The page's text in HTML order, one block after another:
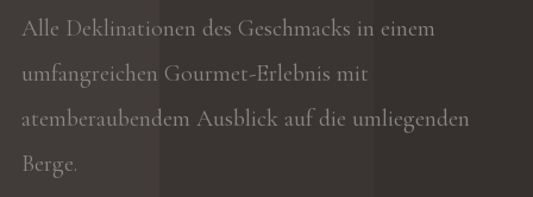
Alle Deklinationen des Geschmacks in einem
umfangreichen Gourmet-Erlebnis mit
atemberaubendem Ausblick auf die umliegenden
Berge.